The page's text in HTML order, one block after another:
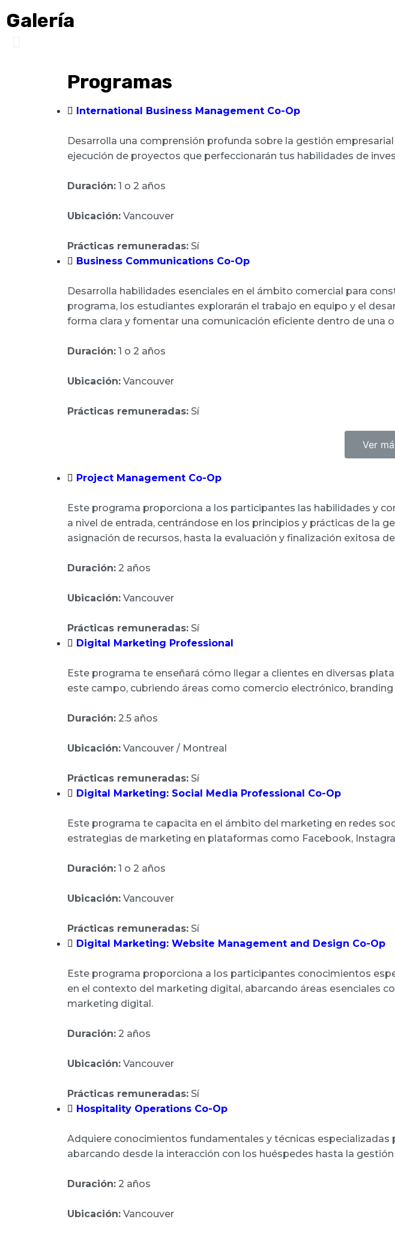
Galería
Programas
International Business Management Co-Op
Desarrolla una comprensión profunda sobre la gestión
ejecución de proyectos que perfeccionarán tus habilidades de
Duración: 1 o 2 años
Ubicación: Vancouver
Prácticas remuneradas: Sí
Business Communications Co-Op
Desarrolla habilidades esenciales en el ámbito comercial para
programa, los estudiantes explorarán el trabajo en equipo y el
forma clara y fomentar una comunicación eficiente dentro de una
Duración: 1 o 2 años
Ubicación: Vancouver
Prácticas remuneradas: Sí
Ver
Project Management Co-Op
Este programa proporciona a los participantes las habilidades y
a nivel de entrada, centrándose en los principios y prácticas de la
asignación de recursos, hasta la evaluación y finalización exitosa
Duración: 2 años
Ubicación: Vancouver
Prácticas remuneradas: Sí
Digital Marketing Professional
Este programa te enseñará cómo llegar a clientes en diversas
este campo, cubriendo áreas como comercio electrónico,
Duración: 2.5 años
Ubicación: Vancouver / Montreal
Prácticas remuneradas: Sí
Digital Marketing: Social Media Professional Co-Op
Este programa te capacita en el ámbito del marketing en redes
estrategias de marketing en plataformas como Facebook,
Duración: 1 o 2 años
Ubicación: Vancouver
Prácticas remuneradas: Sí
Digital Marketing: Website Management and Design Co-Op
Este programa proporciona a los participantes conocimientos
en el contexto del marketing digital, abarcando áreas esenciales
marketing digital.
Duración: 2 años
Ubicación: Vancouver
Prácticas remuneradas: Sí
Hospitality Operations Co-Op
Adquiere conocimientos fundamentales y técnicas
abarcando desde la interacción con los huéspedes hasta la
Duración: 2 años
Ubicación: Vancouver